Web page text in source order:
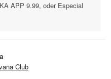
APP 9.99, oder Especial
Club